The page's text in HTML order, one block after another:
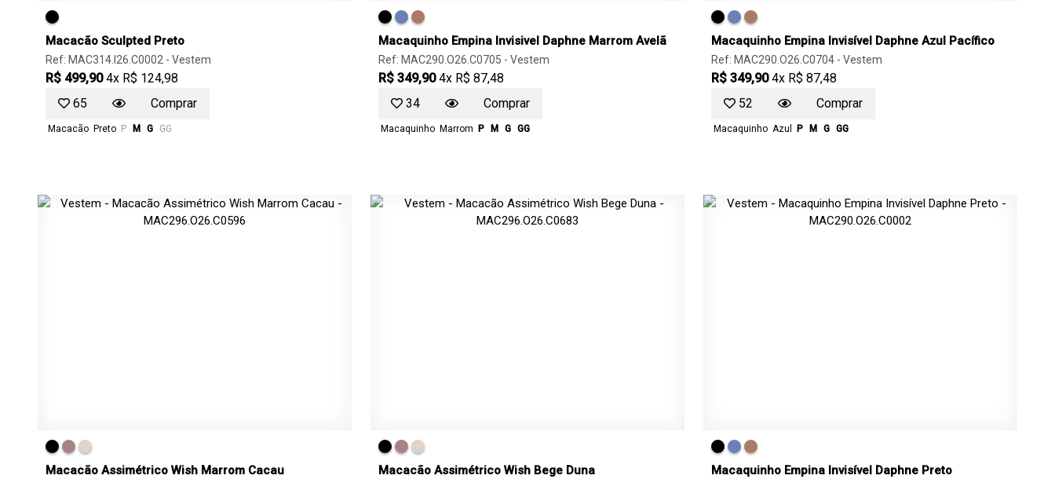
Macacão Sculpted Preto
Ref: MAC314.I26.C0002 - Vestem
R$ 499,90 4x R$ 124,98
65
Comprar
Macacão Preto P M G GG
Macaquinho Empina Invisivel Daphne Marrom Avelã
Ref: MAC290.O26.C0705 - Vestem
R$ 349,90 4x R$ 87,48
34
Comprar
Macaquinho Marrom P M G GG
Macaquinho Empina Invisível Daphne Azul Pacífico
Ref: MAC290.O26.C0704 - Vestem
R$ 349,90 4x R$ 87,48
52
Comprar
Macaquinho Azul P M G GG
Macacão Assimétrico Wish Marrom Cacau Macacão Assimétrico Wish Bege Duna Macaquinho Empina Invisível Daphne Preto